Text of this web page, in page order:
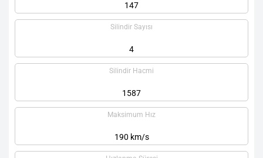
147
Silindir Sayısı
4
Silindir Hacmi
1587
Maksimum Hız
190 km/s